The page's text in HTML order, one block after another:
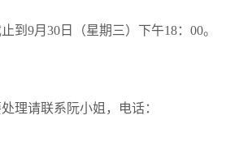
到9月30日（星期三）下午18：00。
理请联系阮小姐，电话：